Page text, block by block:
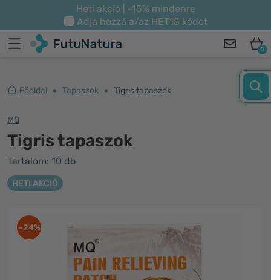
Heti akció | -15% mindenre
Adja hozzá a/az HET15 kódot
0
Főoldal Tapaszok Tigris tapaszok
MQ
Tigris tapaszok
Tartalom: 10 db
HETI AKCIÓ
-24%